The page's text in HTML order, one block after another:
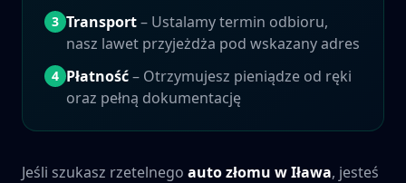
3 Transport– Ustalamy termin odbioru,
nasz lawet przyjeżdża pod wskazany adres
4 Płatność– Otrzymujesz pieniądze od ręki
oraz pełną dokumentację
Jeśli szukasz rzetelnego auto złomu wIława, jesteś